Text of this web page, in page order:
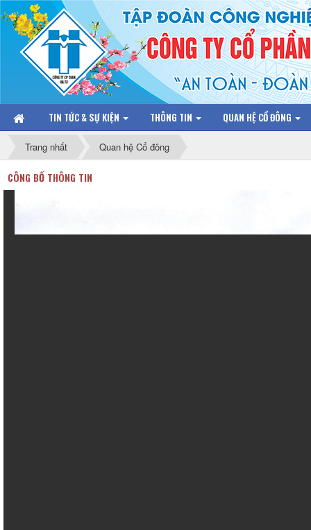
TIN TỨC & SỰ KIỆN THÔNG TIN QUAN HỆ CỔ ĐÔNG
Trang nhất Quan hệ Cổ đông
CÔNG BỐ THÔNG TIN